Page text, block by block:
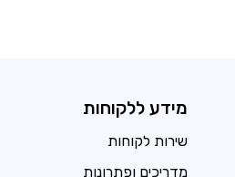
מידע ללקוחות
שירות לקוחות
מדריכים ופתרונות